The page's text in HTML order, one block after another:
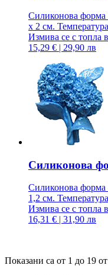
Силиконова форма
x 2 см.
Измива се с топла
15,29 € | 29,90 лв
Силиконова
Силиконова форма
1,2 см.
Измива се с топла
16,31 € | 31,90 лв
Показани са от 1 до 19